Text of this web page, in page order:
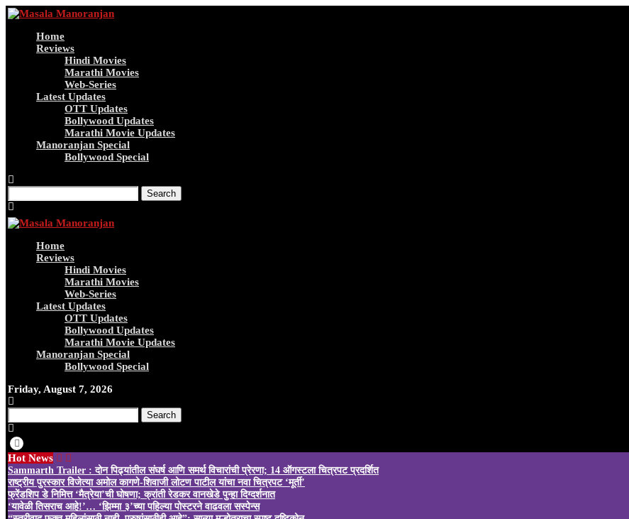
Home
Reviews
Hindi Movies
Marathi Movies
Web-Series
Latest Updates
OTT Updates
Bollywood Updates
Marathi Movie Updates
Manoranjan Special
Bollywood Special
Search
Home
Reviews
Hindi Movies
Marathi Movies
Web-Series
Latest Updates
OTT Updates
Bollywood Updates
Marathi Movie Updates
Manoranjan Special
Bollywood Special
Friday, August 7, 2026
Search
Hot News
Sammarth Trailer : दोन पिढ्यांतील संघर्ष आणि समर्थ विचारांची प्रेरणा; 14 ऑगस्टला चित्रपट प्रदर्शित
राष्ट्रीय पुरस्कार विजेत्या अमोल कागणे-शिवाजी लोटण पाटील यांचा नवा चित्रपट ‘मूर्ती’
फ्रेंडशिप डे निमित्त ‘मैत्रेया’ची घोषणा; क्रांती रेडकर वानखेडे पुन्हा दिग्दर्शनात
‘यावेळी तिसराच आहे!’… ‘झिम्मा ३’च्या पहिल्या पोस्टरने वाढवला सस्पेन्स